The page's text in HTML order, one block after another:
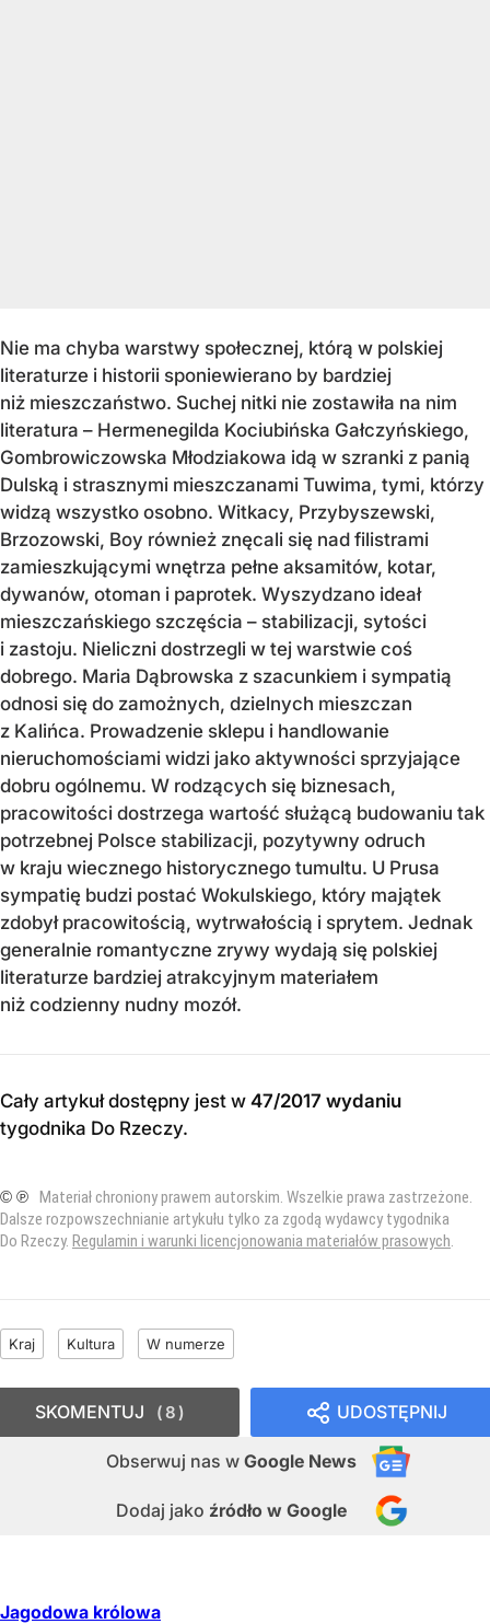
Nie ma chyba warstwy społecznej, którą w polskiej
literaturze i historii sponiewierano by bardziej
niż mieszczaństwo. Suchej nitki nie zostawiła na nim
literatura – Hermenegilda Kociubińska Gałczyńskiego,
Gombrowiczowska Młodziakowa idą w szranki z panią
Dulską i strasznymi mieszczanami Tuwima, tymi, którzy
widzą wszystko osobno. Witkacy, Przybyszewski,
Brzozowski, Boy również znęcali się nad filistrami
zamieszkującymi wnętrza pełne aksamitów, kotar,
dywanów, otoman i paprotek. Wyszydzano ideał
mieszczańskiego szczęścia – stabilizacji, sytości
i zastoju. Nieliczni dostrzegli w tej warstwie coś
dobrego. Maria Dąbrowska z szacunkiem i sympatią
odnosi się do zamożnych, dzielnych mieszczan
z Kalińca. Prowadzenie sklepu i handlowanie
nieruchomościami widzi jako aktywności sprzyjające
dobru ogólnemu. W rodzących się biznesach,
pracowitości dostrzega wartość służącą budowaniu tak
potrzebnej Polsce stabilizacji, pozytywny odruch
w kraju wiecznego historycznego tumultu. U Prusa
sympatię budzi postać Wokulskiego, który majątek
zdobył pracowitością, wytrwałością i sprytem. Jednak
generalnie romantyczne zrywy wydają się polskiej
literaturze bardziej atrakcyjnym materiałem
niż codzienny nudny mozół.
Cały artykuł dostępny jest w 47/2017 wydaniu
tygodnika Do Rzeczy.
© ℗ Materiał chroniony prawem autorskim. Wszelkie prawa zastrzeżone.
Dalsze rozpowszechnianie artykułu tylko za zgodą wydawcy tygodnika
Do Rzeczy. Regulamin i warunki licencjonowania materiałów prasowych
Kraj Kultura W numerze
UDOSTĘPNIJ
Obserwuj nas w Google News
Dodaj jako źródło w Google
SKOMENTUJ 8
Jagodowa królowa